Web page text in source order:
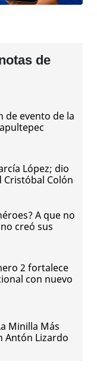
de
de evento de la
López; dio
Cristóbal Colón
A que no
creó sus
2 fortalece
con nuevo
Minilla Más
Antón Lizardo